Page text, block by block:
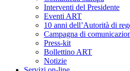
Interventi del Presidente
Eventi ART
10 anni dell’Autorità di
Campagna di
Press-kit
Bollettino ART
Notizie